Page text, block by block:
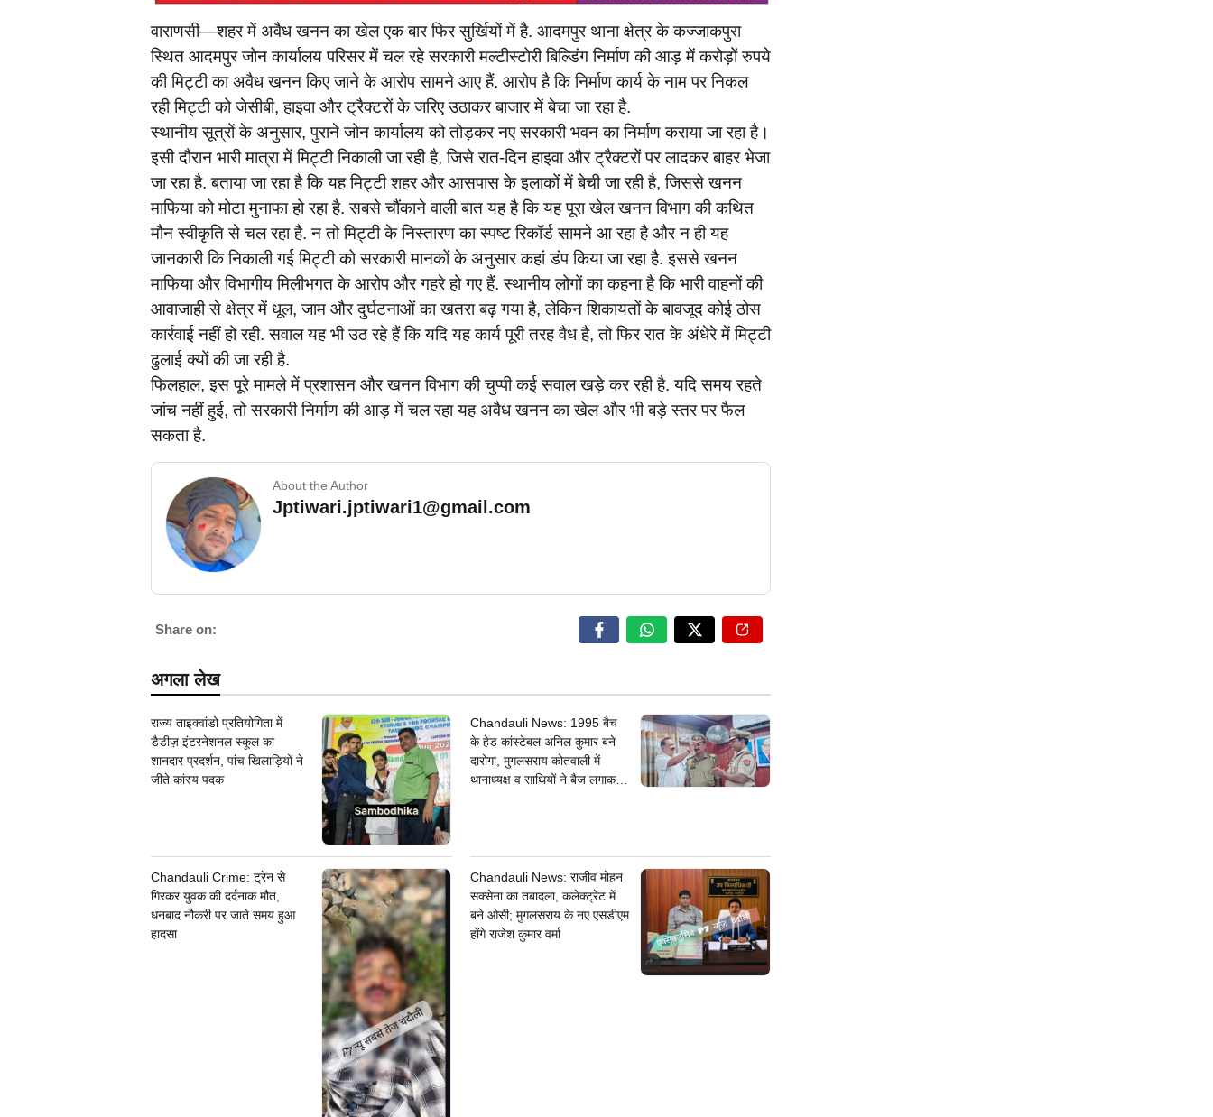
वाराणसी—शहर में अवैध खनन का खेल एक बार फिर सुर्खियों में है. आदमपुर थाना क्षेत्र के कज्जाकपुरा
स्थित आदमपुर जोन कार्यालय परिसर में चल रहे सरकारी मल्टीस्टोरी बिल्डिंग निर्माण की आड़ में करोड़ों रुपये
की मिट्टी का अवैध खनन किए जाने के आरोप सामने आए हैं. आरोप है कि निर्माण कार्य के नाम पर निकल
रही मिट्टी को जेसीबी, हाइवा और ट्रैक्टरों के जरिए उठाकर बाजार में बेचा जा रहा है.
स्थानीय सूत्रों के अनुसार, पुराने जोन कार्यालय को तोड़कर नए सरकारी भवन का निर्माण कराया जा रहा है।
इसी दौरान भारी मात्रा में मिट्टी निकाली जा रही है, जिसे रात-दिन हाइवा और ट्रैक्टरों पर लादकर बाहर भेजा
जा रहा है. बताया जा रहा है कि यह मिट्टी शहर और आसपास के इलाकों में बेची जा रही है, जिससे खनन
माफिया को मोटा मुनाफा हो रहा है. सबसे चौंकाने वाली बात यह है कि यह पूरा खेल खनन विभाग की कथित
मौन स्वीकृति से चल रहा है. न तो मिट्टी के निस्तारण का स्पष्ट रिकॉर्ड सामने आ रहा है और न ही यह
जानकारी कि निकाली गई मिट्टी को सरकारी मानकों के अनुसार कहां डंप किया जा रहा है. इससे खनन
माफिया और विभागीय मिलीभगत के आरोप और गहरे हो गए हैं. स्थानीय लोगों का कहना है कि भारी वाहनों की
आवाजाही से क्षेत्र में धूल, जाम और दुर्घटनाओं का खतरा बढ़ गया है, लेकिन शिकायतों के बावजूद कोई ठोस
कार्रवाई नहीं हो रही. सवाल यह भी उठ रहे हैं कि यदि यह कार्य पूरी तरह वैध है, तो फिर रात के अंधेरे में मिट्टी
ढुलाई क्यों की जा रही है.
फिलहाल, इस पूरे मामले में प्रशासन और खनन विभाग की चुप्पी कई सवाल खड़े कर रही है. यदि समय रहते
जांच नहीं हुई, तो सरकारी निर्माण की आड़ में चल रहा यह अवैध खनन का खेल और भी बड़े स्तर पर फैल
सकता है.
About the Author
Jptiwari.jptiwari1@gmail.com
Share on:
अगला लेख
राज्य ताइक्वांडो प्रतियोगिता में
डैडीज़ इंटरनेशनल स्कूल का
शानदार प्रदर्शन, पांच खिलाड़ियों ने
जीते कांस्य पदक
Chandauli News: 1995 बैच
के हेड कांस्टेबल अनिल कुमार बने
दारोगा, मुगलसराय कोतवाली में
थानाध्यक्ष व साथियों ने बैज लगाकर
Chandauli Crime: ट्रेन से
गिरकर युवक की दर्दनाक मौत,
धनबाद नौकरी पर जाते समय हुआ
हादसा
Chandauli News: राजीव मोहन
सक्सेना का तबादला, कलेक्ट्रेट में
बने ओसी; मुगलसराय के नए एसडीएम
होंगे राजेश कुमार वर्मा